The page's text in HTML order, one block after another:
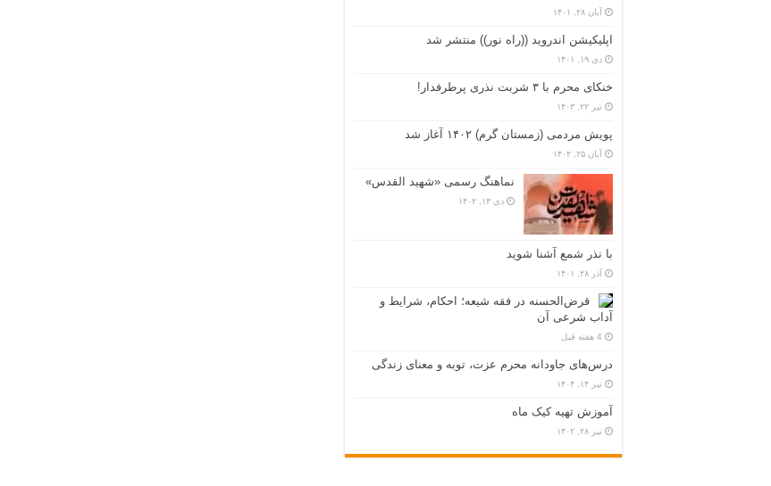
آبان ۲۸, ۱۴۰۱
اپلیکیشن اندروید ((راه نور)) منتشر شد
دی ۱۹, ۱۴۰۱
خنکای محرم با ۳ شربت نذری پرطرفدار!
تیر ۲۲, ۱۴۰۳
پویش مردمی (زمستان گرم) ۱۴۰۲ آغاز شد
آبان ۲۵, ۱۴۰۲
نماهنگ رسمی «شهید القدس»
دی ۱۳, ۱۴۰۲
با نذر شمع آشنا شوید
آذر ۲۸, ۱۴۰۱
قرض‌الحسنه در فقه شیعه؛ احکام، شرایط و
آداب شرعی آن
4 هفته قبل
درس‌های جاودانه محرم عزت، توبه و معنای زندگی
تیر ۱۴, ۱۴۰۴
آموزش تهیه کیک ماه
تیر ۲۸, ۱۴۰۲